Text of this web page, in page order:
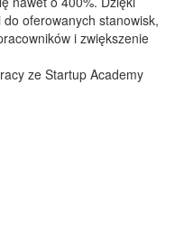
oferowanych stanowisk,
i zwiększenie
ze Startup Academy